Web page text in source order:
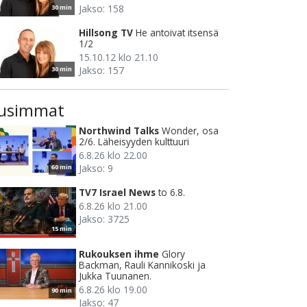
30 min
Jakso: 158
30 min
Hillsong TV He antoivat itsensä
1/2
15.10.12 klo 21.10
Jakso: 157
60 min
Northwind Talks Wonder, osa
2/6. Läheisyyden kulttuuri
6.8.26 klo 22.00
Jakso: 9
15 min
TV7 Israel News to 6.8.
6.8.26 klo 21.00
Jakso: 3725
90 min
Rukouksen ihme Glory
Backman, Rauli Kannikoski ja
Jukka Tuunanen.
6.8.26 klo 19.00
Jakso: 47